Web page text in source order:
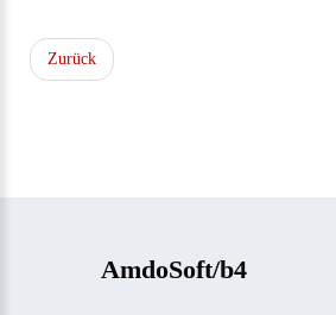
Zurück
AmdoSoft/b4